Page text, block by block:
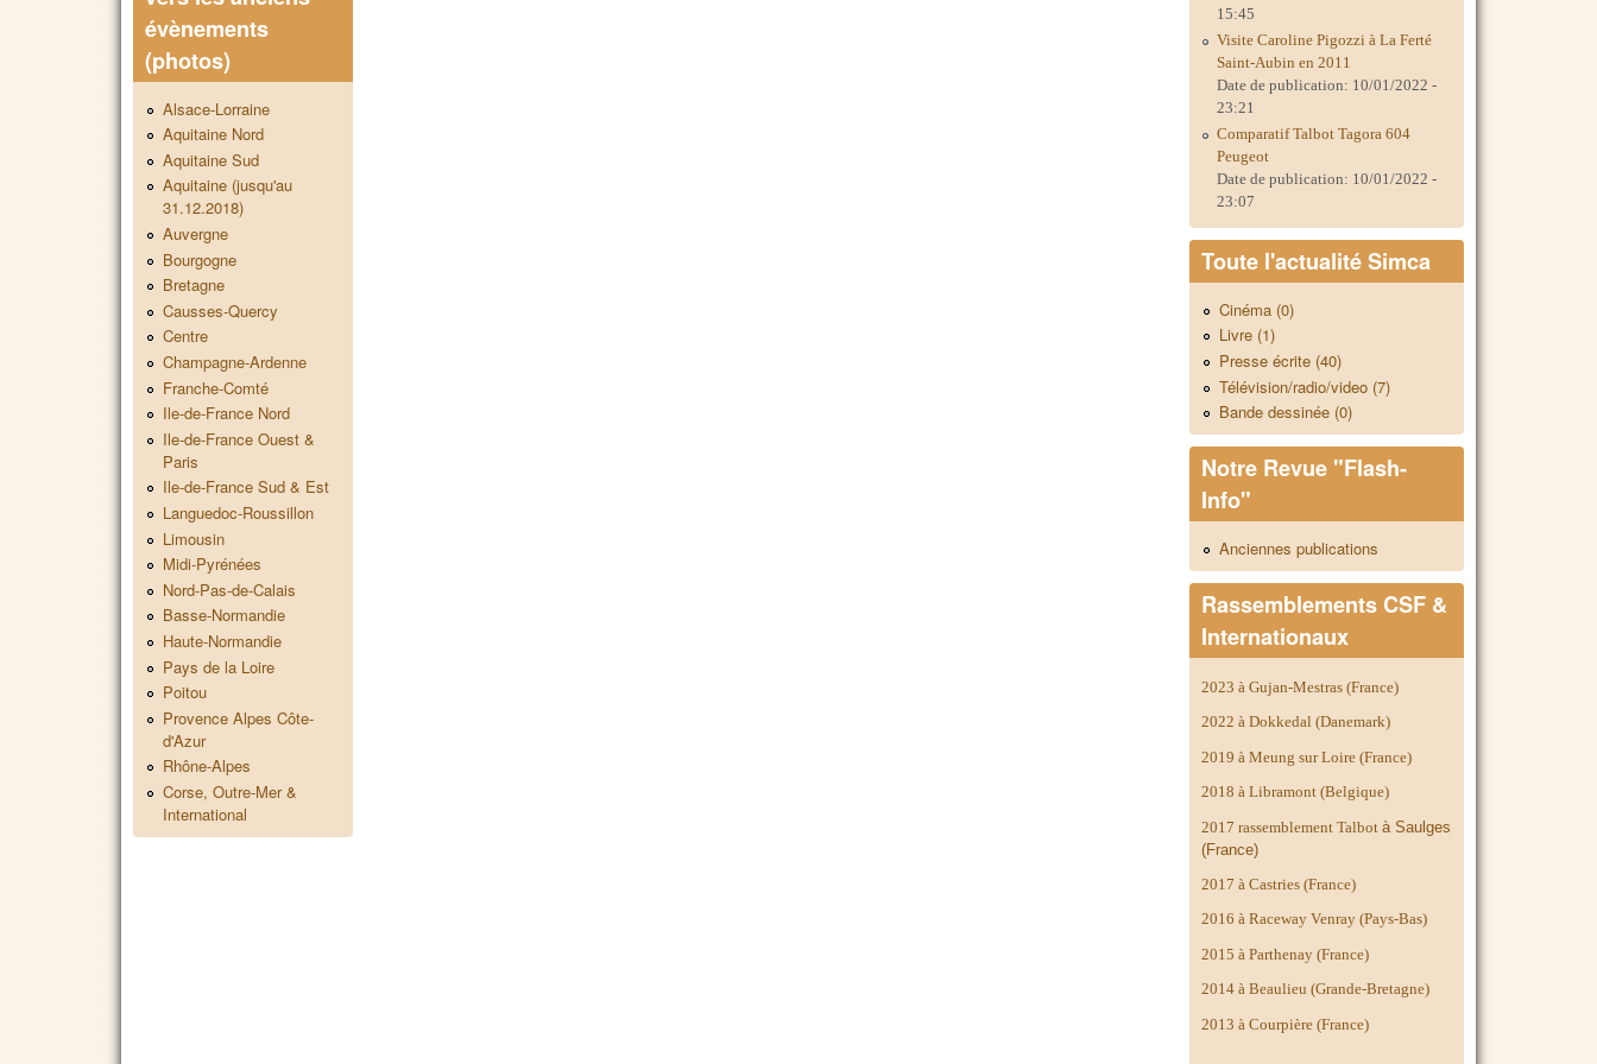
évènements
(photos)
Alsace-Lorraine
Aquitaine Nord
Aquitaine Sud
Aquitaine (jusqu'au
31.12.2018)
Auvergne
Bourgogne
Bretagne
Causses-Quercy
Centre
Champagne-Ardenne
Franche-Comté
Ile-de-France Nord
Ile-de-France Ouest &
Paris
Ile-de-France Sud & Est
Languedoc-Roussillon
Limousin
Midi-Pyrénées
Nord-Pas-de-Calais
Basse-Normandie
Haute-Normandie
Pays de la Loire
Poitou
Provence Alpes Côte-
d'Azur
Rhône-Alpes
Corse, Outre-Mer &
International
15:45
Visite Caroline Pigozzi à La Ferté
Saint-Aubin en 2011
Date de publication: 10/01/2022 -
23:21
Comparatif Talbot Tagora 604
Peugeot
Date de publication: 10/01/2022 -
23:07
Toute l'actualité Simca
Cinéma (0)
Livre (1)
Presse écrite (40)
Télévision/radio/video (7)
Bande dessinée (0)
Notre Revue "Flash-
Info"
Anciennes publications
Rassemblements CSF &
Internationaux
2023 à Gujan-Mestras (France)
2022 à Dokkedal (Danemark)
2019 à Meung sur Loire (France)
2018 à Libramont (Belgique)
2017 rassemblement Talbotà Saulges
(France)
2017 à Castries (France)
2016 à Raceway Venray (Pays-Bas)
2015 à Parthenay (France)
2014 àBeaulieu (Grande-Bretagne)
2013 à Courpière (France)